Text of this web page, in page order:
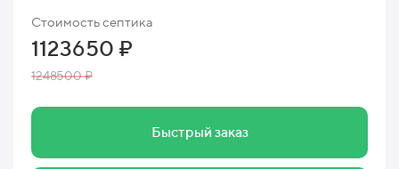
Стоимость септика
1123650 ₽
1248500 ₽
Быстрый заказ